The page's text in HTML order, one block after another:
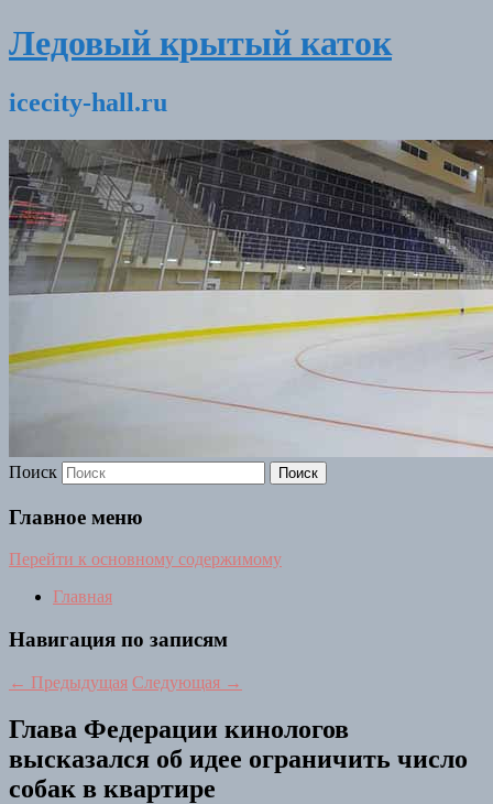
Ледовый крытый каток
icecity-hall.ru
Поиск
Главное меню
Перейти к основному содержимому
Главная
Навигация по записям
← Предыдущая Следующая →
Глава Федерации кинологов
высказался об идее ограничить число
собак в квартире